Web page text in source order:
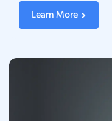
Learn More